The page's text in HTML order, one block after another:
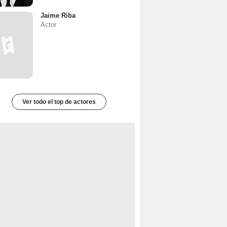
Jaime Riba
Actor
Ver todo el top de actores